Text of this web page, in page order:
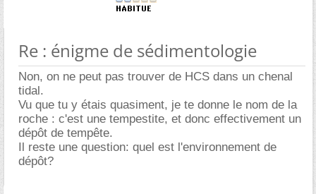
Re : énigme de sédimentologie
Non, on ne peut pas trouver de HCS dans un chenal
tidal.
Vu que tu y étais quasiment, je te donne le nom de la
roche : c'est une tempestite, et donc effectivement un
dépôt de tempête.
Il reste une question: quel est l'environnement de
dépôt?